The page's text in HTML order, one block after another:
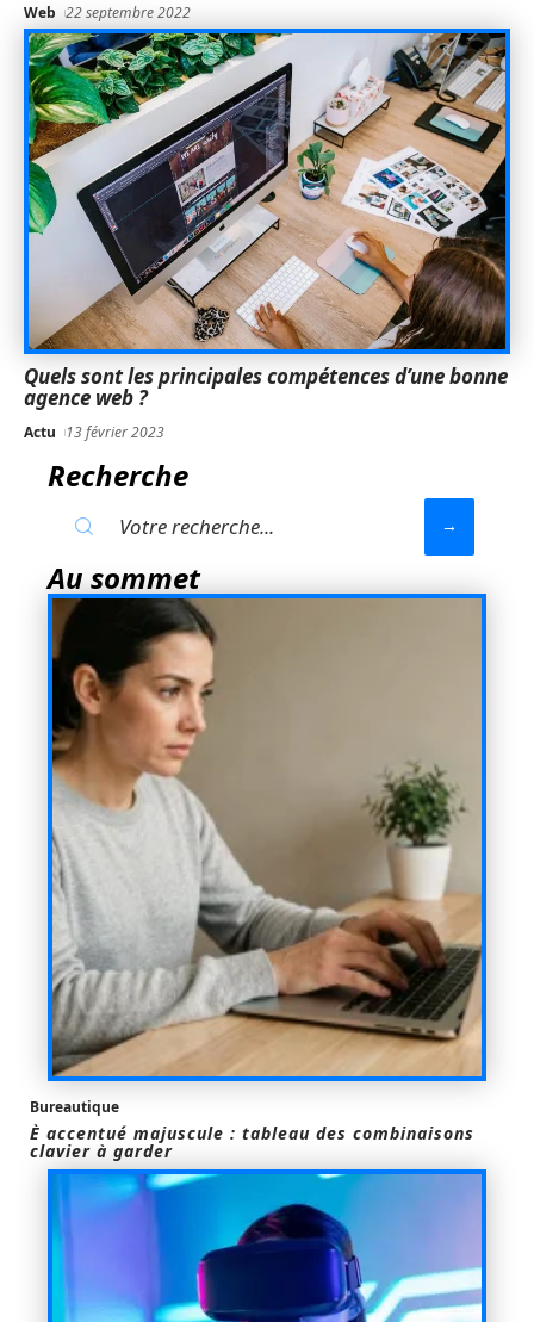
Web 22 septembre 2022
Quels sont les principales compétences d’une bonne
agence web ?
Actu 13 février 2023
Recherche
Au sommet
Bureautique
È accentué majuscule : tableau des combinaisons
clavier à garder